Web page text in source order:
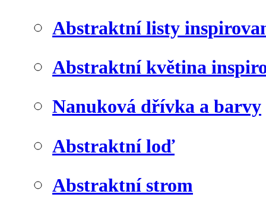
Abstraktní listy
Abstraktní květina
Nanuková dřívka a barvy
Abstraktní loď
Abstraktní strom